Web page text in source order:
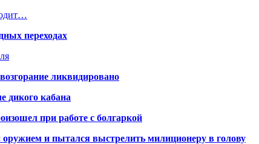
переходах
ликвидировано
дикого кабана
при работе с болгаркой
и пытался выстрелить милиционеру в голову